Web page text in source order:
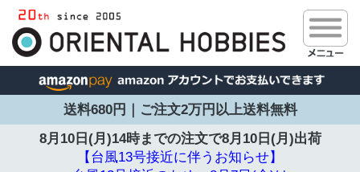
送料680円｜ご注文2万円以上送料無料
8月10日(月)14時までの注文で8月10日(月)出荷
【台風13号接近に伴うお知らせ】